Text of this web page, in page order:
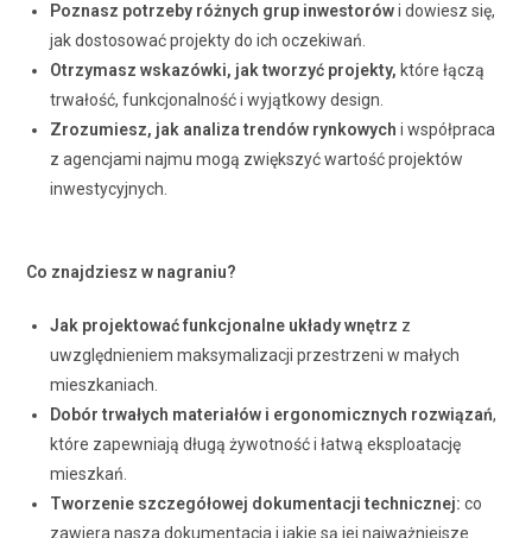
Poznasz potrzeby różnych grup inwestorówi dowiesz się,
jak dostosować projekty do ich oczekiwań.
Otrzymasz wskazówki, jak tworzyć projekty, które łączą
trwałość, funkcjonalność i wyjątkowy design.
Zrozumiesz, jak analiza trendów rynkowych i współpraca
z agencjami najmu mogą zwiększyć wartość projektów
inwestycyjnych.
Co znajdziesz w nagraniu?
Jak projektować funkcjonalne układy wnętrz z
uwzględnieniem maksymalizacji przestrzeni w małych
mieszkaniach.
Dobór trwałych materiałów i ergonomicznych rozwiązań,
które zapewniają długą żywotność i łatwą eksploatację
mieszkań.
Tworzenie szczegółowej dokumentacji technicznej: co
zawiera nasza dokumentacja i jakie są jej najważniejsze